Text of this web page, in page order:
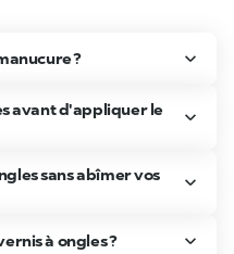
?
avant d'appliquer le
sans abîmer vos
à ongles ?